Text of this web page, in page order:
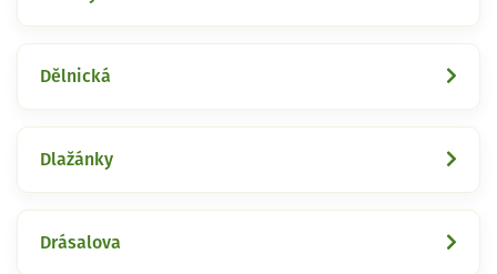
Dělnická
Dlažánky
Drásalova